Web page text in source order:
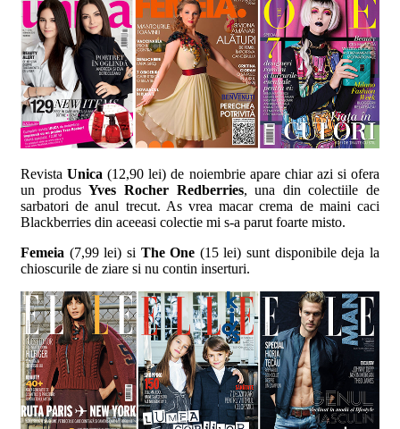
RevistaUnica (12,90 lei) de noiembrie apare chiar azi si ofera
un produsYves Rocher Redberries, una din colectiile de
sarbatori de anul trecut. As vrea macar crema de maini caci
Blackberries din aceeasi colectie mi s-a parut foarte misto.
Femeia (7,99 lei) si The One (15 lei) sunt disponibile deja la
chioscurile de ziare si nu contin inserturi.